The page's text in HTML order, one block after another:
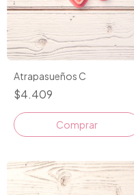
Atrapasueños C
$4.409
Comprar